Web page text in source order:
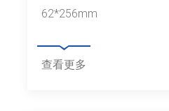
62*256mm
查看更多